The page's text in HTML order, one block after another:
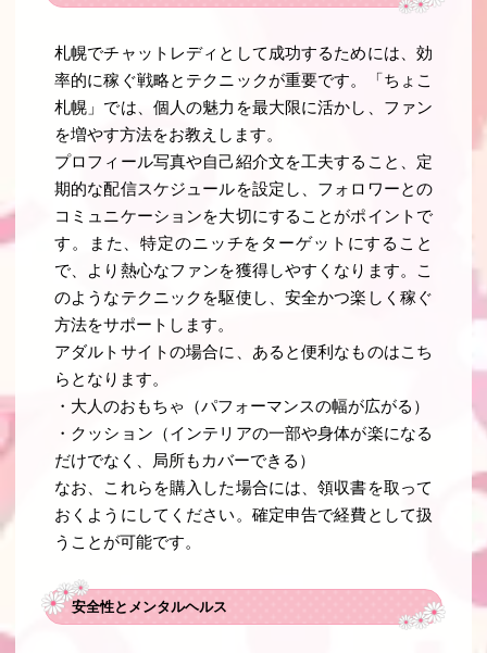
札幌でチャットレディとして成功するためには、効
率的に稼ぐ戦略とテクニックが重要です。「ちょこ
札幌」では、個人の魅力を最大限に活かし、ファン
を増やす方法をお教えします。
プロフィール写真や自己紹介文を工夫すること、定
期的な配信スケジュールを設定し、フォロワーとの
コミュニケーションを大切にすることがポイントで
す。また、特定のニッチをターゲットにすること
で、より熱心なファンを獲得しやすくなります。こ
のようなテクニックを駆使し、安全かつ楽しく稼ぐ
方法をサポートします。
アダルトサイトの場合に、あると便利なものはこち
らとなります。
・ 大人のおもちゃ（パフォーマンスの幅が広がる）
・クッション（インテリアの一部や身体が楽になる
だけでなく、局所もカバーできる）
なお、これらを購入した場合には、領収書を取って
おくようにしてください。確定申告で経費として扱
うことが可能です。
安全性とメンタルヘルス